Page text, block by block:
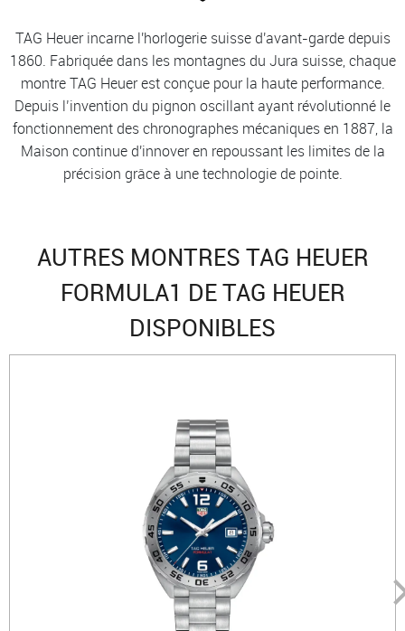
TAG Heuer incarne l'horlogerie suisse d'avant-garde depuis
1860. Fabriquée dans les montagnes du Jura suisse, chaque
montre TAG Heuer est conçue pour la haute performance.
Depuis l’invention du pignon oscillant ayant révolutionné le
fonctionnement des chronographes mécaniques en 1887, la
Maison continue d'innover en repoussant les limites de la
précision grâce à une technologie de pointe.
AUTRES MONTRES TAG HEUER
FORMULA1 DE TAG HEUER
DISPONIBLES